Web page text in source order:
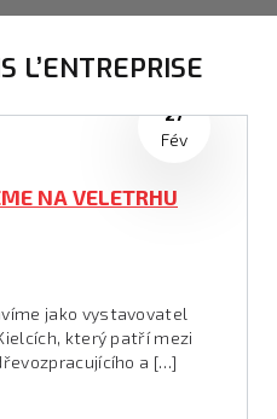
L’ENTREPRISE
27
Fév
NA VELETRHU
jako vystavovatel
který patří mezi
a […]